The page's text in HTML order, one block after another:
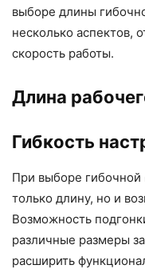
выборе длины
несколько аспектов,
скорость работы.
Длина
Гибкость
При выборе гибочной
только длину, но и
Возможность
различные размеры
расширить